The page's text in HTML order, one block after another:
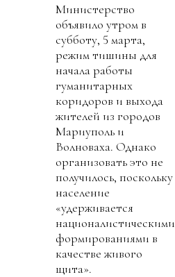
Министерство
объявило утром в
субботу, 5 марта,
режим тишины для
начала работы
гуманитарных
коридоров и выхода
жителей из городов
Мариуполь и
Волноваха. Однако
организовать это не
получилось, поскольку
население
«удерживается
националистическими
формированиями в
качестве живого
щита».